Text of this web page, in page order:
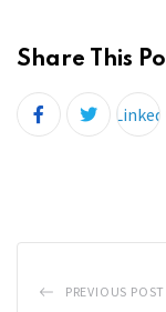
Share This
PREVIOUS POST